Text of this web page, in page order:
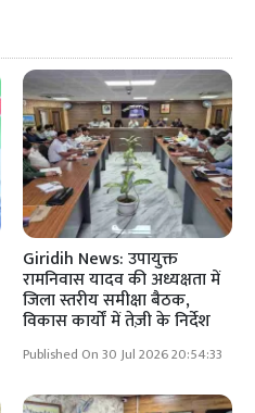
Giridih News: उपायुक्त
रामनिवास यादव की अध्यक्षता में
जिला स्तरीय समीक्षा बैठक,
विकास कार्यों में तेज़ी के निर्देश
Published On 30 Jul 2026 20:54:33